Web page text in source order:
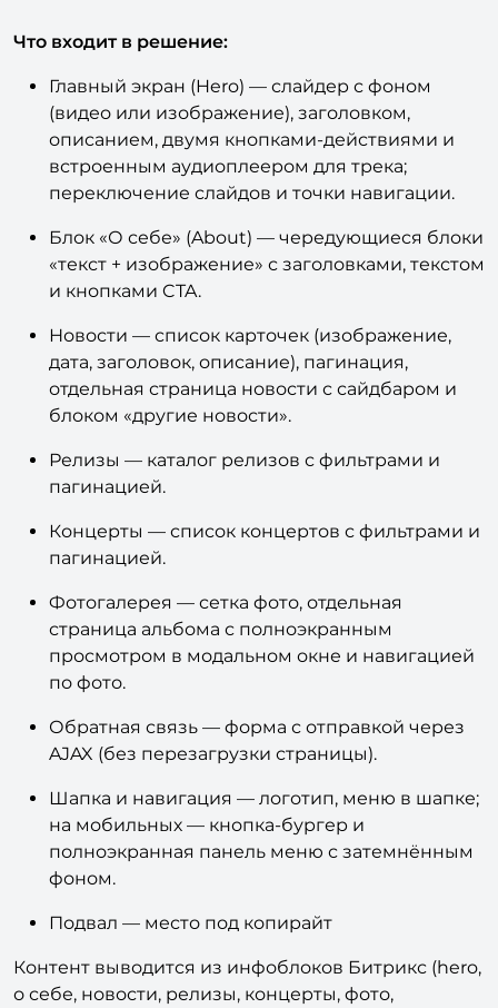
Что входит в решение:
Главный экран (Hero) — слайдер с фоном
(видео или изображение), заголовком,
описанием, двумя кнопками-действиями и
встроенным аудиоплеером для трека;
переключение слайдов и точки навигации.
Блок «О себе» (About) — чередующиеся блоки
«текст + изображение» с заголовками, текстом
и кнопками CTA.
Новости — список карточек (изображение,
дата, заголовок, описание), пагинация,
отдельная страница новости с сайдбаром и
блоком «другие новости».
Релизы — каталог релизов с фильтрами и
пагинацией.
Концерты — список концертов с фильтрами и
пагинацией.
Фотогалерея — сетка фото, отдельная
страница альбома с полноэкранным
просмотром в модальном окне и навигацией
по фото.
Обратная связь — форма с отправкой через
AJAX (без перезагрузки страницы).
Шапка и навигация — логотип, меню в шапке;
на мобильных — кнопка-бургер и
полноэкранная панель меню с затемнённым
фоном.
Подвал — место под копирайт
Контент выводится из инфоблоков Битрикс (hero,
о себе, новости, релизы, концерты, фото,